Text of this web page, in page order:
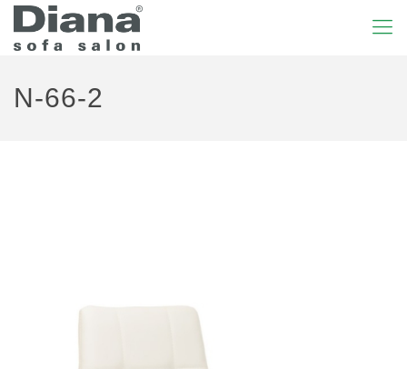
N-66-2